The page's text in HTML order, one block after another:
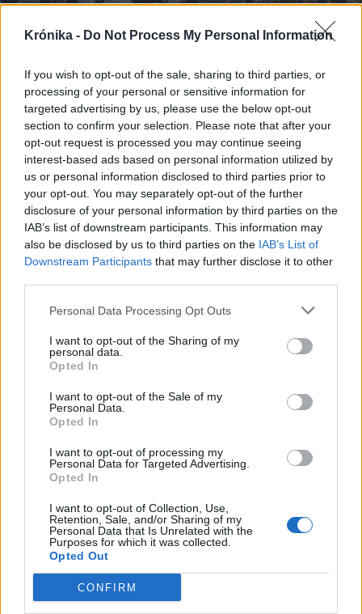
Krónika - Do Not Process My Personal Information
If you wish to opt-out of the sale, sharing to third parties, or
processing of your personal or sensitive information for
targeted advertising by us, please use the below opt-out
section to confirm your selection. Please note that after your
opt-out request is processed you may continue seeing
interest-based ads based on personal information utilized by
us or personal information disclosed to third parties prior to
your opt-out. You may separately opt-out of the further
disclosure of your personal information by third parties on the
IAB’s list of downstream participants. This information may
also be disclosed by us to third parties on the IAB’s List of
Downstream Participants that may further disclose it to other
Personal Data Processing Opt Outs
I want to opt-out of the Sharing of my
personal data.
Opted In
I want to opt-out of the Sale of my
Personal Data.
Opted In
I want to opt-out of processing my
Personal Data for Targeted Advertising.
Opted In
I want to opt-out of Collection, Use,
Retention, Sale, and/or Sharing of my
Personal Data that Is Unrelated with the
Purposes for which it was collected.
Opted Out
CONFIRM
2023. szeptember 09., szombat
Örömünneppé vált
székelyudvarhelyi
táncháztalálkozó
Korábbi cikkek betöltése
Hasznos
Szerzői jogok
Adatvédelmi tájékoztató
Cookie-kezelési tájékoztató
Hozzászólási szabályzat
Nyomtatott lapjaink archívuma
Médiaajánlat